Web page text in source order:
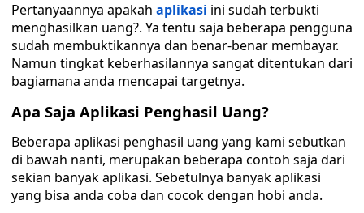
Pertanyaannya apakah aplikasi ini sudah terbukti
menghasilkan uang?. Ya tentu saja beberapa pengguna
sudah membuktikannya dan benar-benar membayar.
Namun tingkat keberhasilannya sangat ditentukan dari
bagiamana anda mencapai targetnya.
Apa Saja Aplikasi Penghasil Uang?
Beberapa aplikasi penghasil uang yang kami sebutkan
di bawah nanti, merupakan beberapa contoh saja dari
sekian banyak aplikasi. Sebetulnya banyak aplikasi
yang bisa anda coba dan cocok dengan hobi anda.